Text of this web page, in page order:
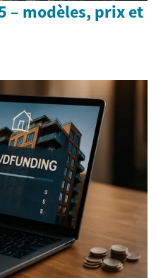
– modèles, prix et